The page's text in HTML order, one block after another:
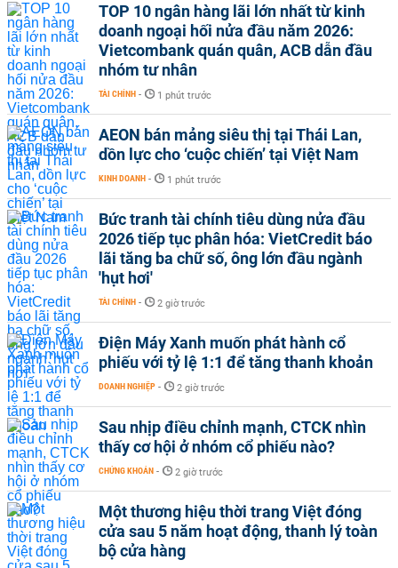
TOP 10 ngân hàng lãi lớn nhất từ kinh
doanh ngoại hối nửa đầu năm 2026:
Vietcombank quán quân, ACB dẫn đầu
nhóm tư nhân
TÀI CHÍNH - 1 phút trước
AEON bán mảng siêu thị tại Thái Lan,
dồn lực cho ‘cuộc chiến’ tại Việt Nam
KINH DOANH - 1 phút trước
Bức tranh tài chính tiêu dùng nửa đầu
2026 tiếp tục phân hóa: VietCredit báo
lãi tăng ba chữ số, ông lớn đầu ngành
'hụt hơi'
TÀI CHÍNH - 2 giờ trước
Điện Máy Xanh muốn phát hành cổ
phiếu với tỷ lệ 1:1 để tăng thanh khoản
DOANH NGHIỆP - 2 giờ trước
Sau nhịp điều chỉnh mạnh, CTCK nhìn
thấy cơ hội ở nhóm cổ phiếu nào?
CHỨNG KHOÁN - 2 giờ trước
Một thương hiệu thời trang Việt đóng
cửa sau 5 năm hoạt động, thanh lý toàn
bộ cửa hàng